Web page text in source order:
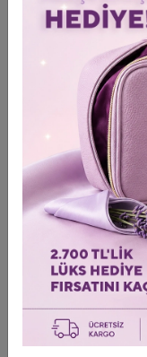
нанесении на
50% и
и восстановление
чувствительную,
Масло арганы:оно
кислоты. Благодаря
корней до
и придает пышный
волосы и
кожи головы. Делает
как естественный
завивание волос.
расчесывание. Он
благодаря
токсины из
краской, лечит кожу